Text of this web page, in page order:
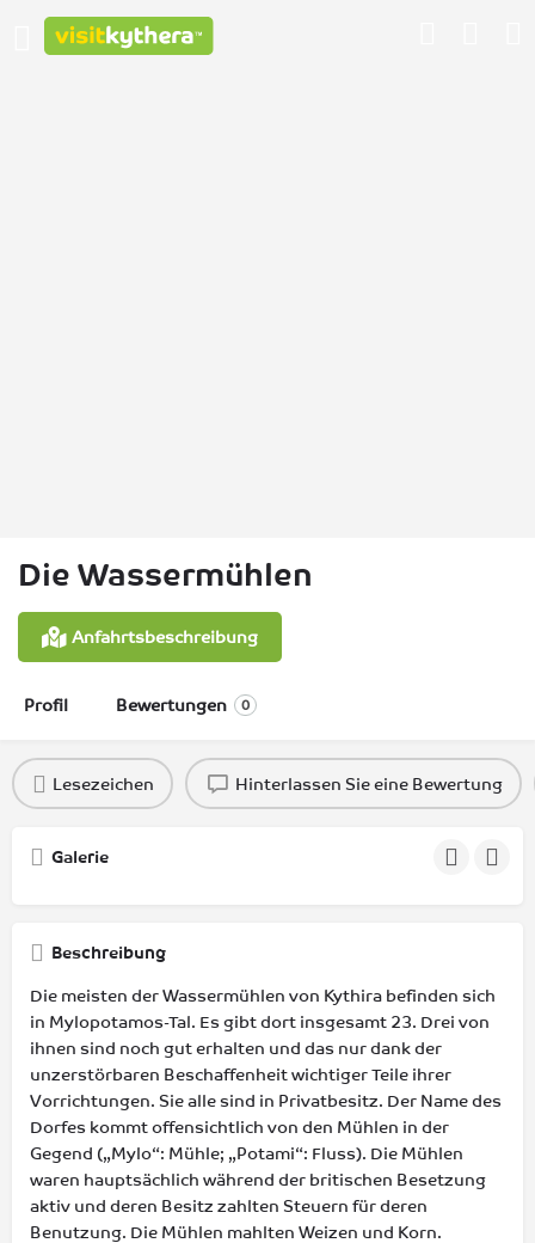
Die Wassermühlen
Anfahrtsbeschreibung
Profil Bewertungen 0
Lesezeichen Hinterlassen Sie eine Bewertung
Galerie
Beschreibung
Die meisten der Wassermühlen von Kythira befinden sich
in Mylopotamos-Tal. Es gibt dort insgesamt 23. Drei von
ihnen sind noch gut erhalten und das nur dank der
unzerstörbaren Beschaffenheit wichtiger Teile ihrer
Vorrichtungen. Sie alle sind in Privatbesitz. Der Name des
Dorfes kommt offensichtlich von den Mühlen in der
Gegend („Mylo“: Mühle; „Potami“: Fluss). Die Mühlen
waren hauptsächlich während der britischen Besetzung
aktiv und deren Besitz zahlten Steuern für deren
Benutzung. Die Mühlen mahlten Weizen und Korn.